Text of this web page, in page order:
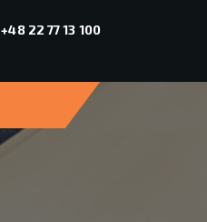
+48 22 77 13 100